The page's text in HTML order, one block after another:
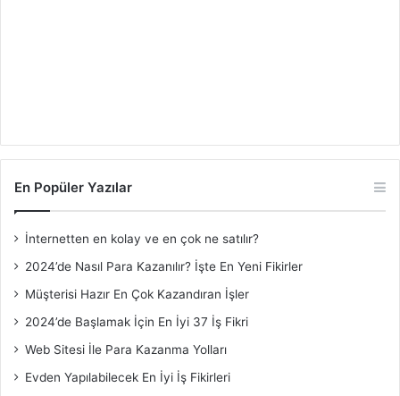
En Popüler Yazılar
İnternetten en kolay ve en çok ne satılır?
2024’de Nasıl Para Kazanılır? İşte En Yeni Fikirler
Müşterisi Hazır En Çok Kazandıran İşler
2024’de Başlamak İçin En İyi 37 İş Fikri
Web Sitesi İle Para Kazanma Yolları
Evden Yapılabilecek En İyi İş Fikirleri